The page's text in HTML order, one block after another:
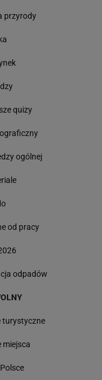
przyrody
quizy
ogólnej
od pracy
odpadów
turystyczne
miejsca